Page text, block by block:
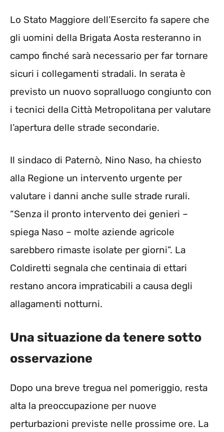
Lo Stato Maggiore dell’Esercito fa sapere che
gli uomini della Brigata Aosta resteranno in
campo finché sarà necessario per far tornare
sicuri i collegamenti stradali. In serata è
previsto un nuovo sopralluogo congiunto con
i tecnici della Città Metropolitana per valutare
l’apertura delle strade secondarie.
Il sindaco di Paternò, Nino Naso, ha chiesto
alla Regione un intervento urgente per
valutare i danni anche sulle strade rurali.
“Senza il pronto intervento dei genieri –
spiega Naso – molte aziende agricole
sarebbero rimaste isolate per giorni”. La
Coldiretti segnala che centinaia di ettari
restano ancora impraticabili a causa degli
allagamenti notturni.
Una situazione da tenere sotto
osservazione
Dopo una breve tregua nel pomeriggio, resta
alta la preoccupazione per nuove
perturbazioni previste nelle prossime ore. La